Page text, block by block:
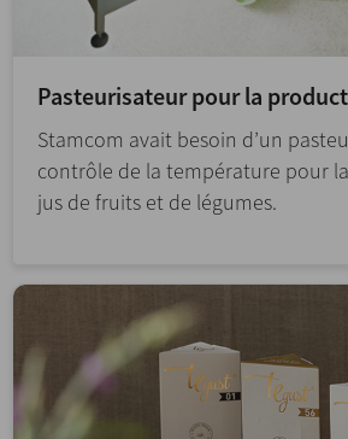
Pasteurisateur pour la
Stamcom avait besoin d’un
contrôle de la température pour
jus de fruits et de légumes.